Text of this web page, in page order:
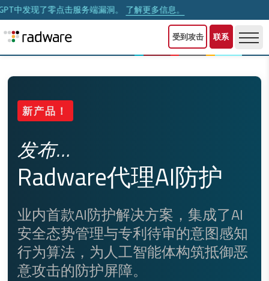
受到攻击 联系
服务端漏洞。了解更多信息。
…
代理AI防护
首款AI防护解决方案，集成了AI
态势管理与专利待审的意图感知
算法，为人工智能体构筑抵御恶
击的防护屏障。
全生命周期API安全
Radware API安全服务将API发
现、测试、态势管理和运行时
保护整合到一个平台上。
端到端AI驱动保护